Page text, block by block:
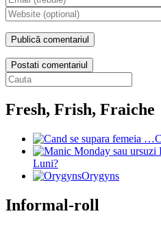
Postati comentariul
Fresh, Frish, Fraiche
Luni?
Orygyns
Informal-roll